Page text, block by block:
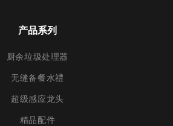
产品系列
厨余垃圾处理器
无缝备餐水禮
超级感应龙头
精品配件